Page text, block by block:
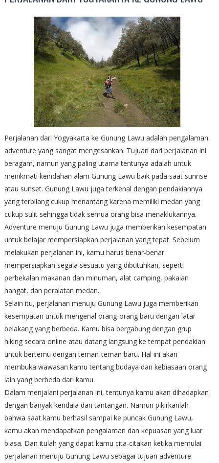
Perjalanan dari Yogyakarta ke Gunung Lawu adalah pengalaman
adventure yang sangat mengesankan. Tujuan dari perjalanan ini
beragam, namun yang paling utama tentunya adalah untuk
menikmati keindahan alam Gunung Lawu baik pada saat sunrise
atau sunset. Gunung Lawu juga terkenal dengan pendakiannya
yang terbilang cukup menantang karena memiliki medan yang
cukup sulit sehingga tidak semua orang bisa menaklukannya.
Adventure menuju Gunung Lawu juga memberikan kesempatan
untuk belajar mempersiapkan perjalanan yang tepat. Sebelum
melakukan perjalanan ini, kamu harus benar-benar
mempersiapkan segala sesuatu yang dibutuhkan, seperti
perbekalan makanan dan minuman, alat camping, pakaian
hangat, dan peralatan medan.
Selain itu, perjalanan menuju Gunung Lawu juga memberikan
kesempatan untuk mengenal orang-orang baru dengan latar
belakang yang berbeda. Kamu bisa bergabung dengan grup
hiking secara online atau datang langsung ke tempat pendakian
untuk bertemu dengan teman-teman baru. Hal ini akan
membuka wawasan kamu tentang budaya dan kebiasaan orang
lain yang berbeda dari kamu.
Dalam menjalani perjalanan ini, tentunya kamu akan dihadapkan
dengan banyak kendala dan tantangan. Namun pikirkanlah
bahwa saat kamu berhasil sampai ke puncak Gunung Lawu,
kamu akan mendapatkan pengalaman dan kepuasan yang luar
biasa. Dan itulah yang dapat kamu cita-citakan ketika memulai
perjalanan menuju Gunung Lawu sebagai tujuan adventure